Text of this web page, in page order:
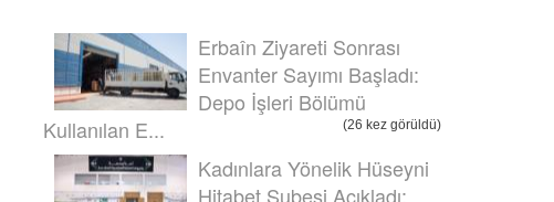
Erbaîn Ziyareti Sonrası
Envanter Sayımı Başladı:
Depo İşleri Bölümü
Kullanılan E...
(26 kez görüldü)
Kadınlara Yönelik Hüseyni
Hitabet Şubesi Açıkladı: